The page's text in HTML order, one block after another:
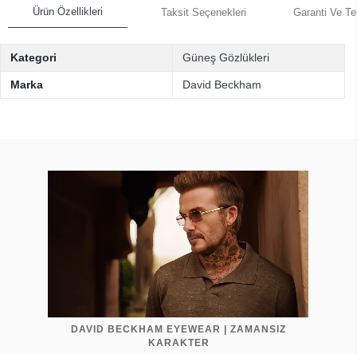
Ürün Özellikleri Taksit Seçenekleri Garanti Ve
Kategori Güneş Gözlükleri
Marka David Beckham
DAVID BECKHAM EYEWEAR | ZAMANSIZ
KARAKTER